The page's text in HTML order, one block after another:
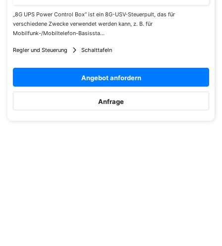
„8G UPS Power Control Box“ ist ein 8G-USV-Steuerpult, das für
verschiedene Zwecke verwendet werden kann, z. B. für
Mobilfunk-/Mobiltelefon-Basissta...
Regler und Steuerung Schalttafeln
Angebot anfordern
Anfrage